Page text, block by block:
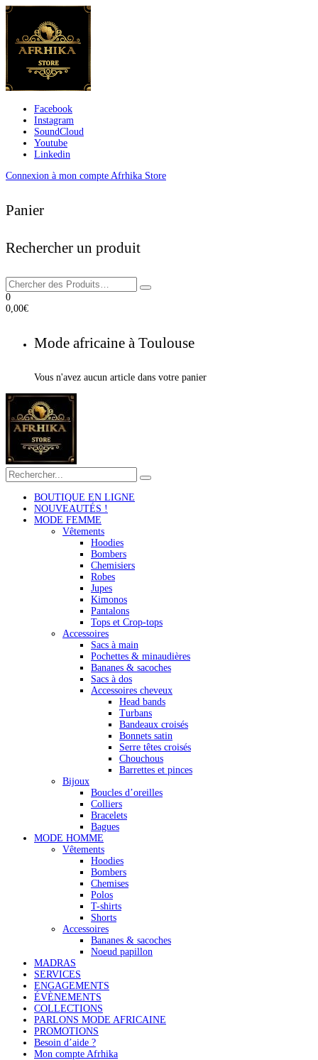
Facebook
Instagram
SoundCloud
Youtube
Linkedin
Connexion à mon compte Afrhika Store
Panier
Rechercher un produit
0
0,00€
Mode africaine à Toulouse
Vous n'avez aucun article dans votre panier
BOUTIQUE EN LIGNE
NOUVEAUTÉS !
MODE FEMME
Vêtements
Hoodies
Bombers
Chemisiers
Robes
Jupes
Kimonos
Pantalons
Tops et Crop-tops
Accessoires
Sacs à main
Pochettes & minaudières
Bananes & sacoches
Sacs à dos
Accessoires cheveux
Head bands
Turbans
Bandeaux croisés
Bonnets satin
Serre têtes croisés
Chouchous
Barrettes et pinces
Bijoux
Boucles d’oreilles
Colliers
Bracelets
Bagues
MODE HOMME
Vêtements
Hoodies
Bombers
Chemises
Polos
T-shirts
Shorts
Accessoires
Bananes & sacoches
Noeud papillon
MADRAS
SERVICES
ENGAGEMENTS
ÉVÈNEMENTS
COLLECTIONS
PARLONS MODE AFRICAINE
PROMOTIONS
Besoin d’aide ?
Mon compte Afrhika